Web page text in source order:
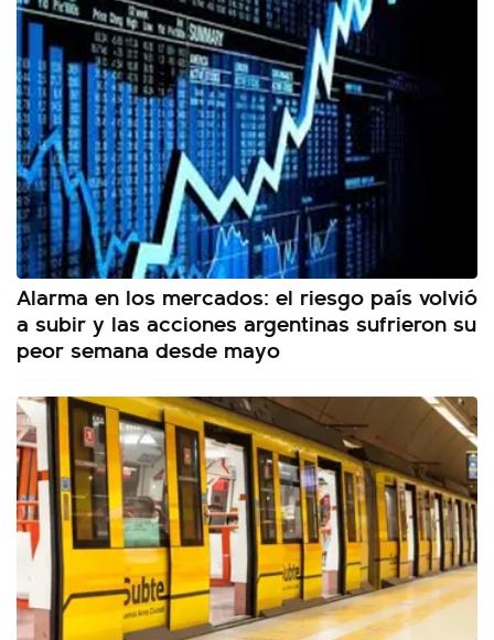
Alarma en los mercados: el riesgo país volvió
a subir y las acciones argentinas sufrieron su
peor semana desde mayo